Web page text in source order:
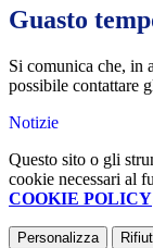
Guasto
Si comunica che, in
possibile contattare
Notizie
Questo sito o gli
cookie necessari al
COOKIE POLICY
Personalizza